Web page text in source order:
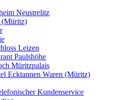
Neustrelitz
(Müritz)
Leizen
Paulshöhe
Müritzpalais
Ecktannen Waren (Müritz)
Kundenservice